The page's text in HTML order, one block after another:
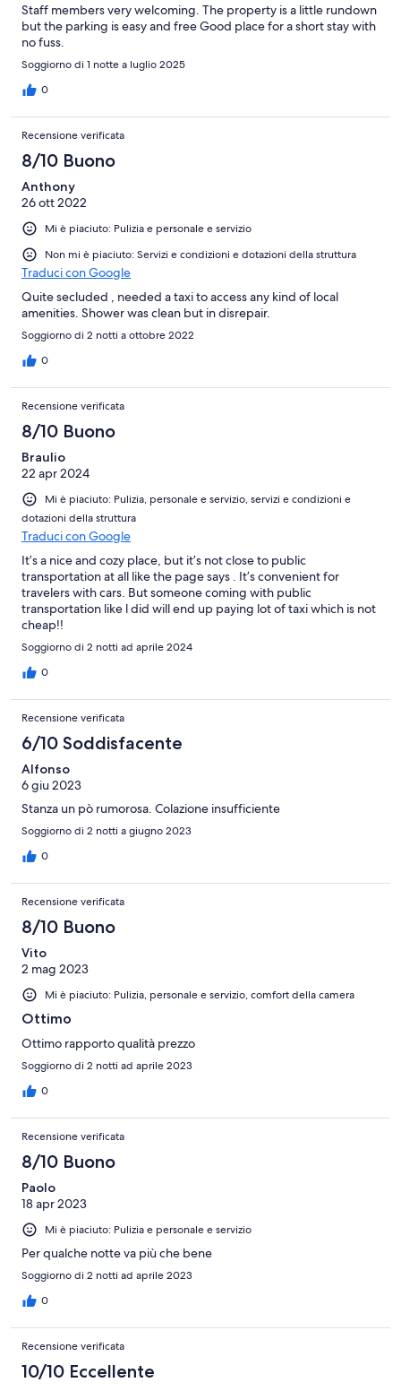
Staff members very welcoming. The property is a little rundown
but the parking is easy and free Good place for a short stay with
no fuss.
Soggiorno di 1 notte a luglio 2025
0
Recensione verificata
8/10 Buono
Anthony
26 ott 2022
Mi è piaciuto: Pulizia e personale e servizio
Non mi è piaciuto: Servizi e condizioni e dotazioni della struttura
Traduci con Google
Quite secluded , needed a taxi to access any kind of local
amenities. Shower was clean but in disrepair.
Soggiorno di 2 notti a ottobre 2022
0
Recensione verificata
8/10 Buono
Braulio
22 apr 2024
Mi è piaciuto: Pulizia, personale e servizio, servizi e condizioni e
dotazioni della struttura
Traduci con Google
It’s a nice and cozy place, but it’s not close to public
transportation at all like the page says . It’s convenient for
travelers with cars. But someone coming with public
transportation like l did will end up paying lot of taxi which is not
cheap!!
Soggiorno di 2 notti ad aprile 2024
0
Recensione verificata
6/10 Soddisfacente
Alfonso
6 giu 2023
Stanza un pò rumorosa. Colazione insufficiente
Soggiorno di 2 notti a giugno 2023
0
Recensione verificata
8/10 Buono
Vito
2 mag 2023
Mi è piaciuto: Pulizia, personale e servizio, comfort della camera
Ottimo
Ottimo rapporto qualità prezzo
Soggiorno di 2 notti ad aprile 2023
0
Recensione verificata
8/10 Buono
Paolo
18 apr 2023
Mi è piaciuto: Pulizia e personale e servizio
Per qualche notte va più che bene
Soggiorno di 2 notti ad aprile 2023
0
Recensione verificata
10/10 Eccellente